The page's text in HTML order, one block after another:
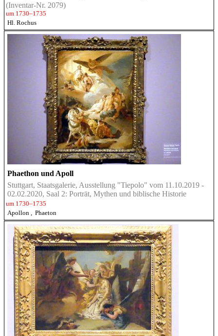
(Inventar-Nr. 2079)
um 1730–1735
Hl. Rochus
Phaethon und Apoll
Stuttgart, Staatsgalerie, Ausstellung "Tiepolo" vom 11.10.2019 -
02.02.2020, Saal 2: Porträt, Mythen und biblische Historie
um 1730–1735
Apollon
Phaeton